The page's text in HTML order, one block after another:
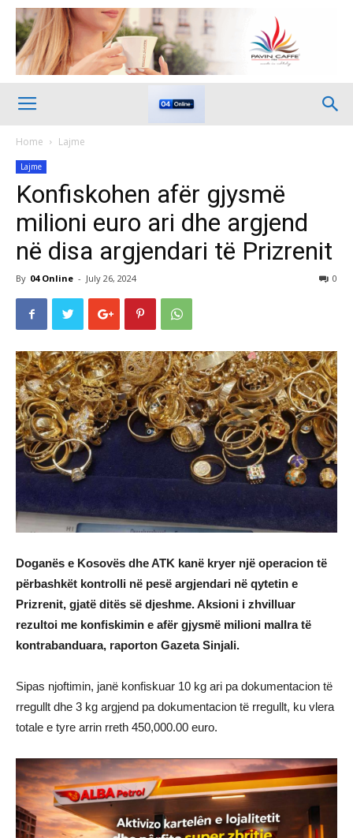
Home Lajme
Lajme
Konfiskohen afër gjysmë
milioni euro ari dhe argjend
në disa argjendari të Prizrenit
By 04 Online - July 26, 2024 0
Doganës e Kosovës dhe ATK kanë kryer një operacion të
përbashkët kontrolli në pesë argjendari në qytetin e
Prizrenit, gjatë ditës së djeshme. Aksioni i zhvilluar
rezultoi me konfiskimin e afër gjysmë milioni mallra të
kontrabanduara, raporton Gazeta Sinjali.
Sipas njoftimin, janë konfiskuar 10 kg ari pa dokumentacion të
rregullt dhe 3 kg argjend pa dokumentacion të rregullt, ku vlera
totale e tyre arrin rreth 450,000.00 euro.